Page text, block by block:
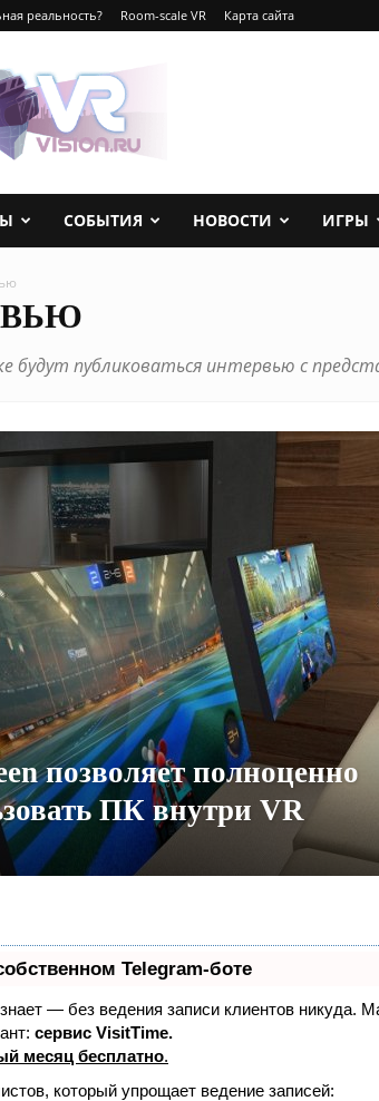
реальность? Room-scale VR Карта сайта
СОБЫТИЯ НОВОСТИ ИГРЫ
будут публиковаться интервью с
позволяет полноценно
ПК внутри VR
Telegram-боте
знает — без ведения записи клиентов
сервис VisitTime.
месяц бесплатно.
который упрощает ведение записей: